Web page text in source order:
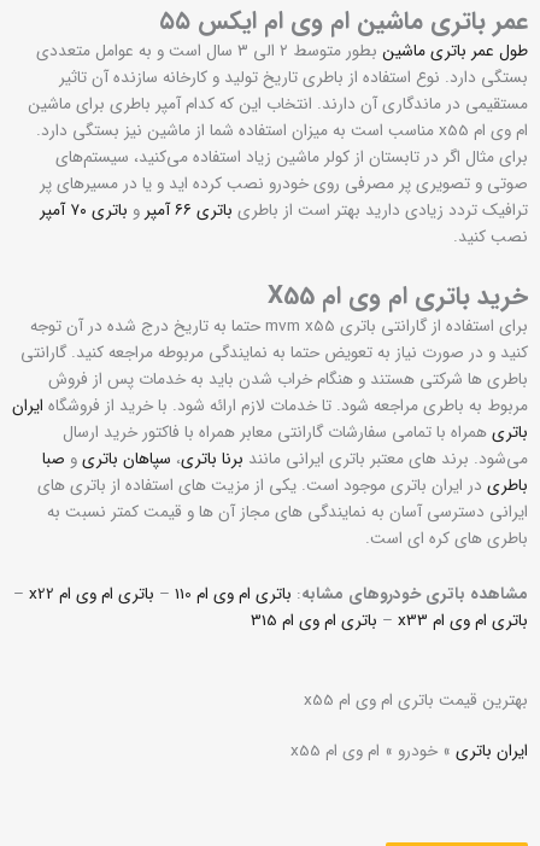
عمر باتری ماشین ام وی ام ایکس ۵۵
طول عمر باتری ماشین
بطور متوسط ۲ الی ۳ سال است و به عوامل متعددی
بستگی دارد. نوع استفاده از باطری تاریخ تولید و کارخانه سازنده آن تاثیر
مستقیمی در ماندگاری آن دارند. انتخاب این که کدام آمپر باطری برای ماشین
ام وی ام x55 مناسب است به میزان استفاده شما از ماشین نیز بستگی دارد.
برای مثال اگر در تابستان از کولر ماشین زیاد استفاده می‌کنید، سیستم‌های
صوتی و تصویری پر مصرفی روی خودرو نصب کرده اید و یا در مسیرهای پر
ترافیک تردد زیادی دارید بهتر است از باطری باتری ۶۶ آمپر و باتری ۷۰ آمپر
نصب کنید.
خرید باتری ام وی ام X55
برای استفاده از گارانتی باتری mvm x55 حتما به تاریخ درج شده در آن توجه
کنید و در صورت نیاز به تعویض حتما به نمایندگی مربوطه مراجعه کنید. گارانتی
باطری ها شرکتی هستند و هنگام خراب شدن باید به خدمات پس از فروش
مربوط به باطری مراجعه شود. تا خدمات لازم ارائه شود. با خرید از فروشگاه ایران
باتریهمراه با تمامی سفارشات گارانتی معابر همراه با فاکتور خرید ارسال
می‌شود. برند های معتبر باتری ایرانی مانند برنا باتری، سپاهان باتریو صبا
باطری در ایران باتری موجود است. یکی از مزیت های استفاده از باتری های
ایرانی دسترسی آسان به نمایندگی های مجاز آن ها و قیمت کمتر نسبت به
باطری های کره ای است.
مشاهده باتری خودروهای مشابه: باتری ام وی ام 110 – باتری ام وی ام x22
–
باتری ام وی ام x33
– باتری ام وی ام 315
بهترین قیمت باتری ام وی ام x55
ایران باتری » خودرو » ام وی ام x55